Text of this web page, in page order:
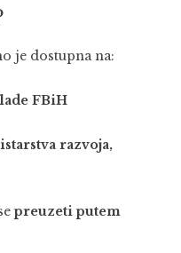
je dostupna na:
FBiH
razvoja,
preuzeti putem